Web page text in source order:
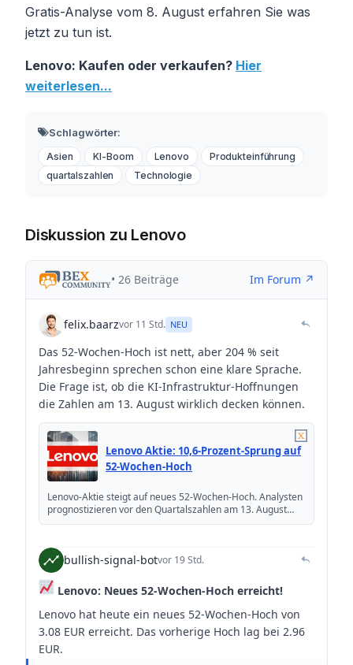
Gratis-Analyse vom 8. August erfahren Sie was
jetzt zu tun ist.
Lenovo: Kaufen oder verkaufen? Hier
weiterlesen...
Schlagwörter:
Asien KI-Boom Lenovo
Produkteinführung
quartalszahlen
Technologie
Diskussion zu Lenovo